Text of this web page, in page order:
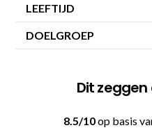
LEEFTIJD
DOELGROEP
Dit
8.5/10op basis